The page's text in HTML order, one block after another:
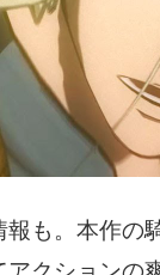
も。本作